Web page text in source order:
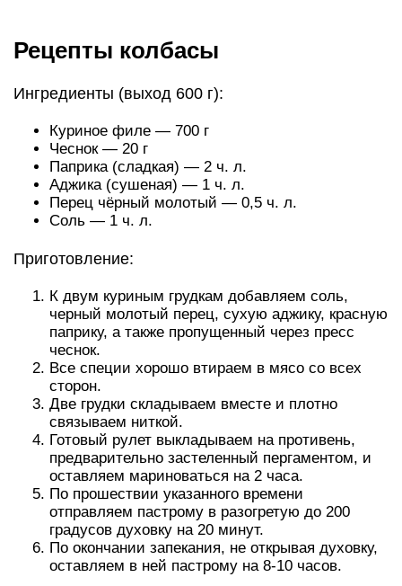
Рецепты колбасы
Ингредиенты (выход 600 г):
Куриное филе — 700 г
Чеснок — 20 г
Паприка (сладкая) — 2 ч. л.
Аджика (сушеная) — 1 ч. л.
Перец чёрный молотый — 0,5 ч. л.
Соль — 1 ч. л.
Приготовление:
К двум куриным грудкам добавляем соль,
черный молотый перец, сухую аджику, красную
паприку, а также пропущенный через пресс
чеснок.
Все специи хорошо втираем в мясо со всех
сторон.
Две грудки складываем вместе и плотно
связываем ниткой.
Готовый рулет выкладываем на противень,
предварительно застеленный пергаментом, и
оставляем мариноваться на 2 часа.
По прошествии указанного времени
отправляем пастрому в разогретую до 200
градусов духовку на 20 минут.
По окончании запекания, не открывая духовку,
оставляем в ней пастрому на 8-10 часов.